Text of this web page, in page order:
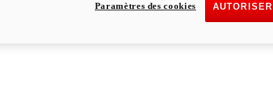
Paramètres des cookies